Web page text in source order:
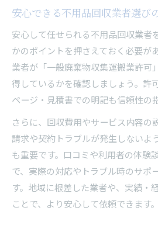
ト
古物商許可と一般廃棄物
け
無許可業者と正規業者の違いを
不用品回収の正規業者と
正規の不用品回収業者が
許可の有無による不用品
違法な不用品回収業者を
消費者が確認すべき不用
間違わない不用品回収依頼の
不用品回収を安心して依
安心できる不用品回収業者選び
安心して任せられる不用品回収業者
かのポイントを押さえておく必要が
業者が「一般廃棄物収集運搬業許可
得しているかを確認しましょう。許
ページ・見積書での明記も信頼性の
さらに、回収費用やサービス内容の
請求や契約トラブルが発生しないよ
も重要です。口コミや利用者の体験
で、実際の対応やトラブル時のサポ
す。地域に根差した業者や、実績・
ことで、より安心して依頼できます。